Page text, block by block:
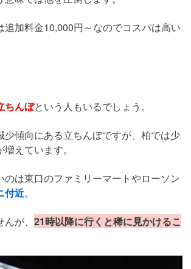
追加料金10,000円～なのでコスパは高い
ちんぼという人もいるでしょう。
少傾向にある立ちんぼですが、柏では少
えています。
のは東口のファミリーマートやローソン
付近。
が、 21時以降に行くと稀に見かけるこ